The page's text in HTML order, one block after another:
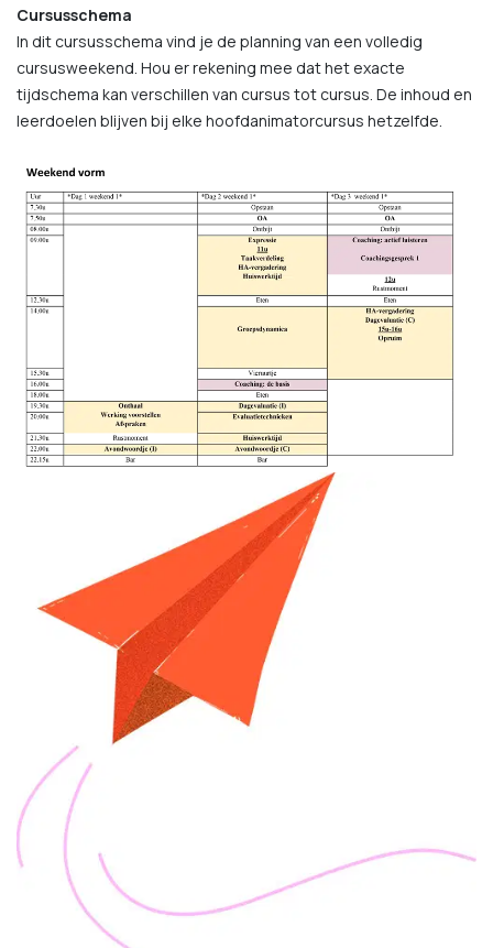
Cursusschema
In dit cursusschema vind je de planning van een volledig
cursusweekend. Hou er rekening mee dat het exacte
tijdschema kan verschillen van cursus tot cursus. De inhoud en
leerdoelen blijven bij elke hoofdanimatorcursus hetzelfde.